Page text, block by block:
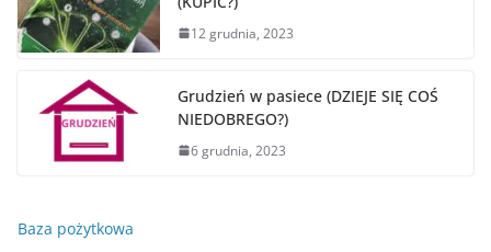
12 grudnia, 2023
Grudzień w pasiece (DZIEJE SIĘ COŚ
NIEDOBREGO?)
6 grudnia, 2023
Baza pożytkowa